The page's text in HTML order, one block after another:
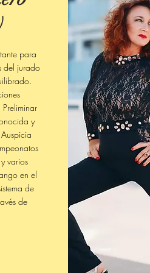
para
del jurado
y
varios
en el
de
de